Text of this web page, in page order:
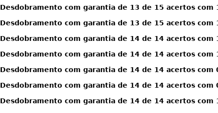
Desdobramento com garantia de 13 de 15 acertos com
Desdobramento com garantia de 13 de 15 acertos com
Desdobramento com garantia de 14 de 14 acertos com
Desdobramento com garantia de 14 de 14 acertos com
Desdobramento com garantia de 14 de 14 acertos com
Desdobramento com garantia de 14 de 14 acertos com
Desdobramento com garantia de 14 de 14 acertos com